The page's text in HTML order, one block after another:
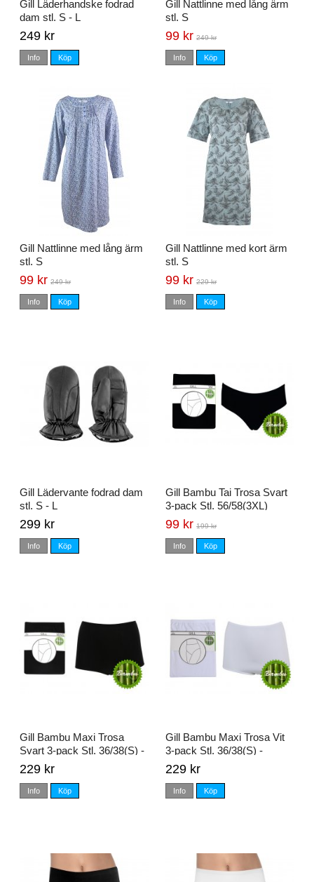
Gill Läderhandske fodrad
dam stl. S - L
249 kr
Info Köp
Gill Nattlinne med lång ärm
stl. S
99 kr 249 kr
Info Köp
Gill Nattlinne med lång ärm
stl. S
99 kr 249 kr
Info Köp
Gill Nattlinne med kort ärm
stl. S
99 kr 229 kr
Info Köp
Gill Lädervante fodrad dam
stl. S - L
299 kr
Info Köp
Gill Bambu Tai Trosa Svart
3-pack Stl. 56/58(3XL)
99 kr 199 kr
Info Köp
Gill Bambu Maxi Trosa
Svart 3-pack Stl. 36/38(S) -
56/58(3XL)
229 kr
Info Köp
Gill Bambu Maxi Trosa Vit
3-pack Stl. 36/38(S) -
56/58(3XL)
229 kr
Info Köp